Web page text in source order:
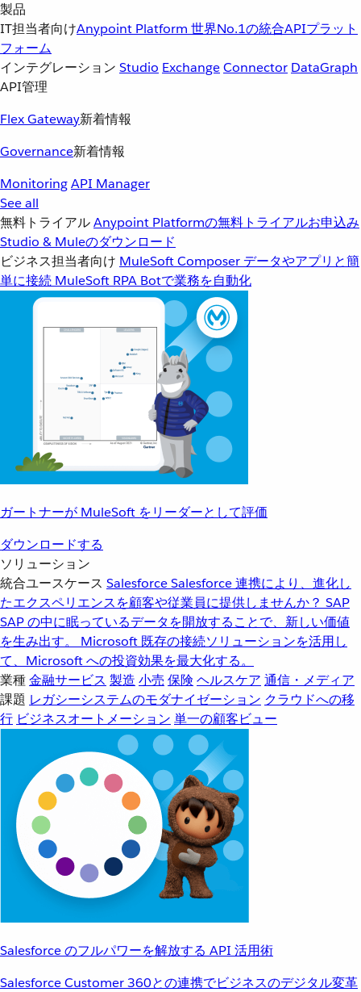
製品
IT担当者向けAnypoint Platform 世界No.1の統合APIプラット
フォーム
インテグレーション Studio ExchangeConnector DataGraph
API管理
Flex Gateway新着情報
Governance新着情報
MonitoringAPI Manager
See all
無料トライアルAnypoint Platformの無料トライアルお申込み
Studio & Muleのダウンロード
ビジネス担当者向け MuleSoft Composer データやアプリと簡
単に接続 MuleSoft RPA Botで業務を自動化
ガートナーが MuleSoft をリーダーとして評価
ダウンロードする
ソリューション
統合ユースケース SalesforceSalesforce 連携により、進化し
たエクスペリエンスを顧客や従業員に提供しませんか？ SAP
SAP の中に眠っているデータを開放することで、新しい価値
を生み出す。
Microsoft 既存の接続ソリューションを活用し
て、Microsoft への投資効果を最大化する。
業種金融サービス 製造 小売 保険 ヘルスケア 通信・メディア
課題 レガシーシステムのモダナイゼーション クラウドへの移
行 ビジネスオートメーション 単一の顧客ビュー
Salesforce のフルパワーを解放する API 活用術
Salesforce Customer 360との連携でビジネスのデジタル変革